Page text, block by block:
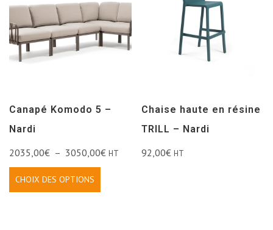
Canapé Komodo 5 –
Nardi
2035,00€ – 3050,00€ HT
CHOIX DES OPTIONS
Chaise haute en résine
TRILL – Nardi
92,00€ HT